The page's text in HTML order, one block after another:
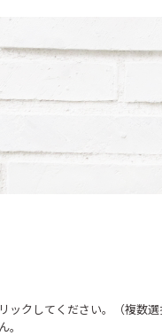
クしてください。（複数選